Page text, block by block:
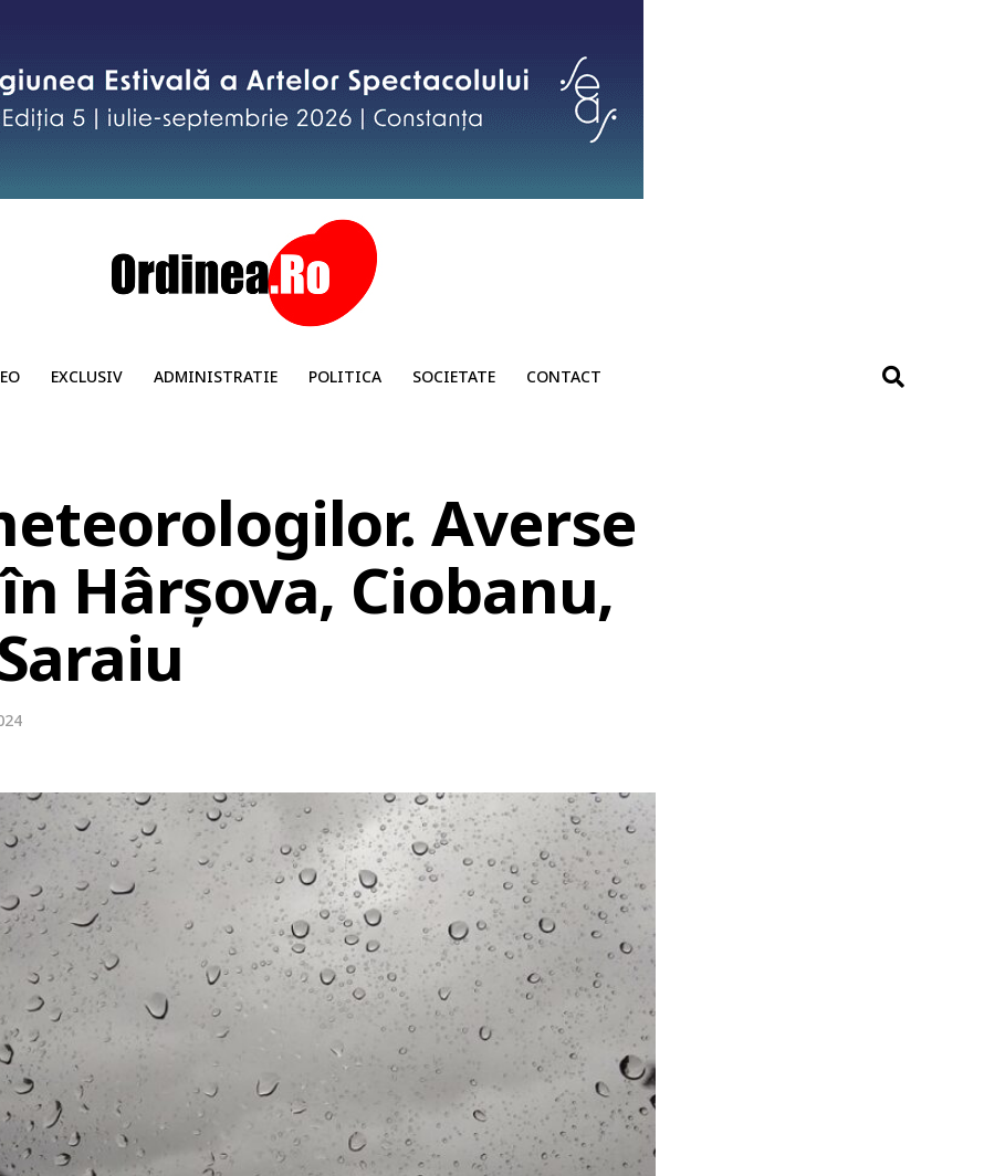
EXCLUSIV ADMINISTRATIE POLITICA SOCIETATE CONTACT
Averse
Hârșova, Ciobanu,